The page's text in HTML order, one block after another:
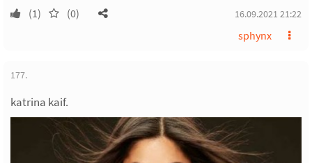
(1) (0) 16.09.2021 21:22
sphynx
177.
katrina kaif.